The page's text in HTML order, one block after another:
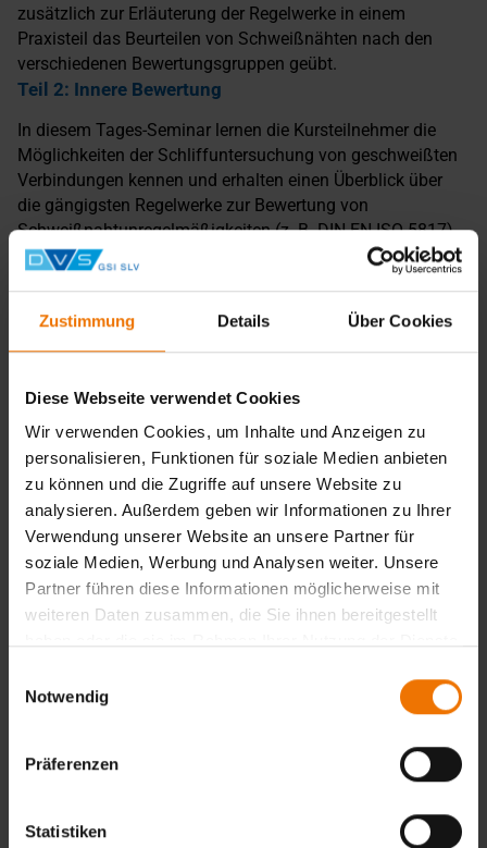
Zustimmung Details Über Cookies
Diese Webseite verwendet Cookies
Wir verwenden Cookies, um Inhalte und Anzeigen zu
personalisieren, Funktionen für soziale Medien anbieten
zu können und die Zugriffe auf unsere Website zu
analysieren. Außerdem geben wir Informationen zu Ihrer
Verwendung unserer Website an unsere Partner für
soziale Medien, Werbung und Analysen weiter. Unsere
Partner führen diese Informationen möglicherweise mit
weiteren Daten zusammen, die Sie ihnen bereitgestellt
Notwendig
Präferenzen
Statistiken
zusätzlich zur Erläuterung der Regelwerke in einem
Praxisteil das Beurteilen von Schweißnähten nach den
verschiedenen Bewertungsgruppen geübt.
Teil 2: Innere Bewertung
In diesem Tages-Seminar lernen die Kursteilnehmer die
Möglichkeiten der Schliffuntersuchung von geschweißten
Verbindungen kennen und erhalten einen Überblick über
die gängigsten Regelwerke zur Bewertung von
Schweißnahtunregelmäßigkeiten (z. B. DIN EN ISO 5817)
und deren Handhabung. Das Anfertigen eines
Makroschliffs und dessen Bewertung sowie die Bewertung
Gruppen geübt. Aus diesem Grund ist die Teilnahme an
diesem Seminar auf 10 Personen begrenzt.
Die Teilnahme ist aus Kapazitätsgründen auf 10
Teilnehmer begrenzt.
Wir empfehlen Ihnen den Besuch beider Seminarteile Teil
1: Äußere Bewertung und Teil 2: Innere Bewertung als 2-
Tages-Seminar, zu einem reduzierten Gesamtpreis
gegenüber den Einzelpreisen.
Unterrichtsform:
Duisburg